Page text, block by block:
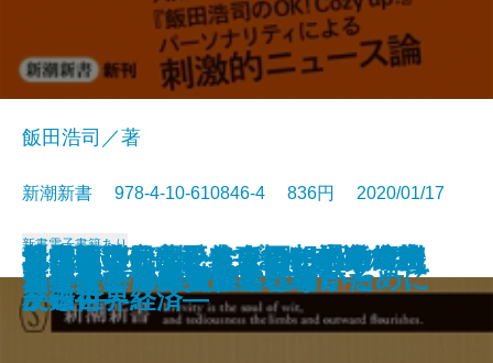
倉本聰の言葉―ドラマの中の名言
―
トラックドライバーにも言わせて
日中戦後外交秘史―1954年の奇跡
―
ひとの住処―1964-2020―
心臓によい運動、悪い運動
210日ぶりに帰ってきた奇跡のネ
コ―ペット探偵の奮闘記―
カズのまま死にたい
「人生百年」という不幸
興行師列伝―愛と裏切りの近代芸
能史―
「反権力」は正義ですか―ラジオ
ニュースの現場から―
飯田浩司／著
新潮新書 978-4-10-610846-4 836円 2020/01/17
新書電子書籍あり
マトリ―厚労省麻薬取締官―
地雷を踏むな―大人のための危機
突破術―
昔は面白かったな―回想の文壇交
友録―
わが子をAIの奴隷にしないために
エンジェル投資家とは何か
偽善者たちへ
ドル・人民元・リブラ―通貨でわ
かる世界経済―
「複業」で成功する
日本はすでに侵略されている
君主号の世界史